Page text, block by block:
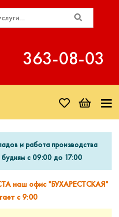
363‑08‑03
и работа производства
будням с 09:00 до 17:00
наш офис "БУХАРЕСТСКАЯ"
с 9:00